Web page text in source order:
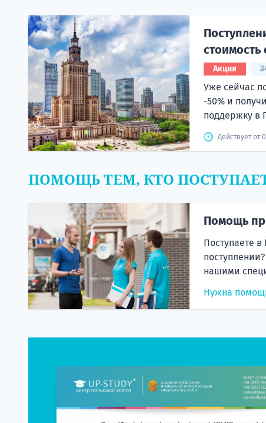
Акция
Уже сейчас
-50% и
поддержку в
Действует от
ПОМОЩЬ ТЕМ, КТО
Помощь
Поступаете
нашими
Нужна